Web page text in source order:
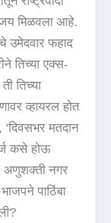
मिळवला आहे.
उमेदवार फहाद
तिच्या एक्स-
तिच्या
व्हायरल होत
‘दिवसभर मतदान
कसे होऊ
अणुशक्ती नगर
पाठिंबा